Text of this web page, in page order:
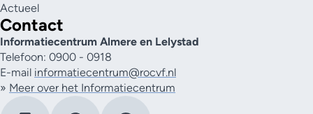
Actueel
Contact
Informatiecentrum Almere en Lelystad
Telefoon: 0900 - 0918
E-mail informatiecentrum@rocvf.nl
» Meer over het Informatiecentrum